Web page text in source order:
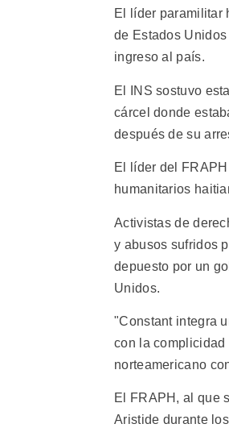
El líder paramilitar
de Estados
ingreso al país.
El INS sostuvo
cárcel donde
después de su
El líder del
humanitarios
Activistas de
y abusos sufridos
depuesto por un
Unidos.
"Constant integra
con la complicidad
norteamericano
El FRAPH, al que
Aristide durante